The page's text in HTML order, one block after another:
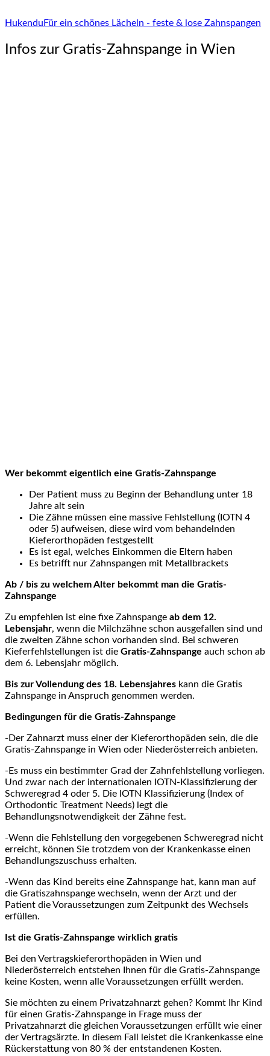
Hukendu Für ein schönes Lächeln - feste & lose Zahnspangen
Infos zur Gratis-Zahnspange in Wien
Wer bekommt eigentlich eine Gratis-Zahnspange
Der Patient muss zu Beginn der Behandlung unter 18
Jahre alt sein
Die Zähne müssen eine massive Fehlstellung (IOTN 4
oder 5) aufweisen, diese wird vom behandelnden
Kieferorthopäden festgestellt
Es ist egal, welches Einkommen die Eltern haben
Es betrifft nur Zahnspangen mit Metallbrackets
Ab / bis zu welchem Alter bekommt man die Gratis-
Zahnspange
Zu empfehlen ist eine fixe Zahnspange ab dem 12.
Lebensjahr, wenn die Milchzähne schon ausgefallen sind und
die zweiten Zähne schon vorhanden sind. Bei schweren
Kieferfehlstellungen ist die Gratis-Zahnspange auch schon ab
dem 6. Lebensjahr möglich.
Bis zur Vollendung des 18. Lebensjahres kann die Gratis
Zahnspange in Anspruch genommen werden.
Bedingungen für die Gratis-Zahnspange
-Der Zahnarzt muss einer der Kieferorthopäden sein, die die
Gratis-Zahnspange in Wien oder Niederösterreich anbieten.
-Es muss ein bestimmter Grad der Zahnfehlstellung vorliegen.
Und zwar nach der internationalen IOTN-Klassifizierung der
Schweregrad 4 oder 5. Die IOTN Klassifizierung (Index of
Orthodontic Treatment Needs) legt die
Behandlungsnotwendigkeit der Zähne fest.
-Wenn die Fehlstellung den vorgegebenen Schweregrad nicht
erreicht, können Sie trotzdem von der Krankenkasse einen
Behandlungszuschuss erhalten.
-Wenn das Kind bereits eine Zahnspange hat, kann man auf
die Gratiszahnspange wechseln, wenn der Arzt und der
Patient die Voraussetzungen zum Zeitpunkt des Wechsels
erfüllen.
Ist die Gratis-Zahnspange wirklich gratis
Bei den Vertragskieferorthopäden in Wien und
Niederösterreich entstehen Ihnen für die Gratis-Zahnspange
keine Kosten, wenn alle Voraussetzungen erfüllt werden.
Sie möchten zu einem Privatzahnarzt gehen? Kommt Ihr Kind
für einen Gratis-Zahnspange in Frage muss der
Privatzahnarzt die gleichen Voraussetzungen erfüllt wie einer
der Vertragsärzte. In diesem Fall leistet die Krankenkasse eine
Rückerstattung von 80 % der entstandenen Kosten.